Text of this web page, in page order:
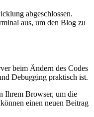
abgeschlossen.
aus, um den Blog zu
beim Ändern des Codes
Debugging praktisch ist.
Ihrem Browser, um die
einen neuen Beitrag